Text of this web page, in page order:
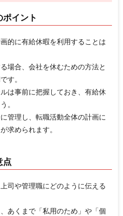
イント
的に有給休暇を利用することは
場合、会社を休むための方法と
す。
は事前に把握しておき、有給休
。
管理し、転職活動全体の計画に
求められます。
点
司や管理職にどのように伝える
あくまで「私用のため」や「個